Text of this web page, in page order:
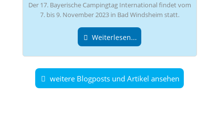
Der 17. Bayerische Campingtag International findet vom
7. bis 9. November 2023 in Bad Windsheim statt.
Weiterlesen...
weitere Blogposts und Artikel ansehen